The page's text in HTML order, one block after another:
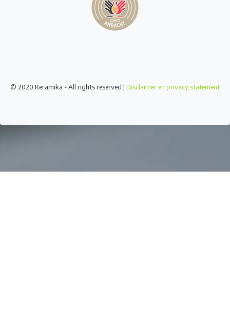
© 2020 Keramika - All rights reserved | Disclaimer en privacy statement